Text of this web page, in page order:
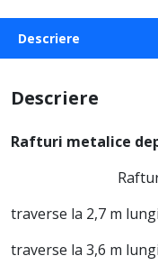
Descriere
Descriere
Rafturi metalice
traverse la 2,7 m
traverse la 3,6 m